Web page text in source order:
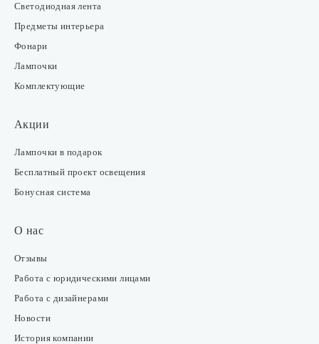
Светодиодная лента
Предметы интерьера
Фонари
Лампочки
Комплектующие
Акции
Лампочки в подарок
Бесплатный проект освещения
Бонусная система
О нас
Отзывы
Работа с юридическими лицами
Работа с дизайнерами
Новости
История компании